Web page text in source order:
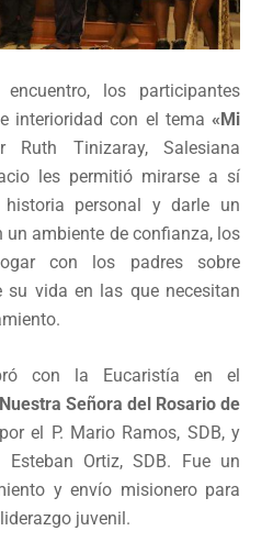
los participantes
interioridad con el tema «Mi
Ruth Tinizaray, Salesiana
les permitió mirarse a sí
historia personal y darle un
un ambiente de confianza, los
con los padres sobre
su vida en las que necesitan
con la Eucaristía en el
Señora del Rosario de
el P. Mario Ramos, SDB, y
Ortiz, SDB. Fue un
y envío misionero para
juvenil.